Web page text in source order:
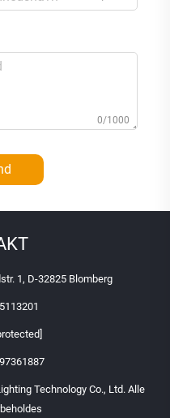
0/1000
1, D-32825 Blomberg
Technology Co., Ltd. Alle